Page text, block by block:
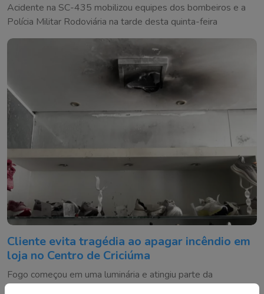
Acidente na SC-435 mobilizou equipes dos bombeiros e a
Polícia Militar Rodoviária na tarde desta quinta-feira
Cliente evita tragédia ao apagar incêndio em
loja no Centro de Criciúma
Fogo começou em uma luminária e atingiu parte da